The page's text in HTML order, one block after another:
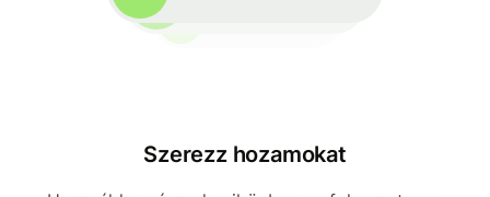
Szerezz hozamokat